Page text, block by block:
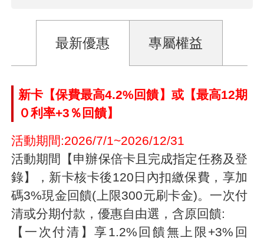
最新優惠 專屬權益
新卡【保費最高4.2%回饋】或【最高12期
０利率+3％回饋】
活動期間:2026/7/1~2026/12/31
活動期間【申辦保倍卡且完成指定任務及登
錄】，新卡核卡後120日內扣繳保費，享加
碼3%現金回饋(上限300元刷卡金)。一次付
清或分期付款，優惠自由選，含原回饋:
【一次付清】享1.2%回饋無上限+3%回